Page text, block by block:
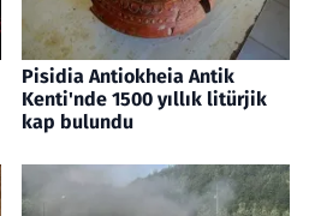
Pisidia Antiokheia Antik
Kenti'nde 1500 yıllık litürjik
kap bulundu